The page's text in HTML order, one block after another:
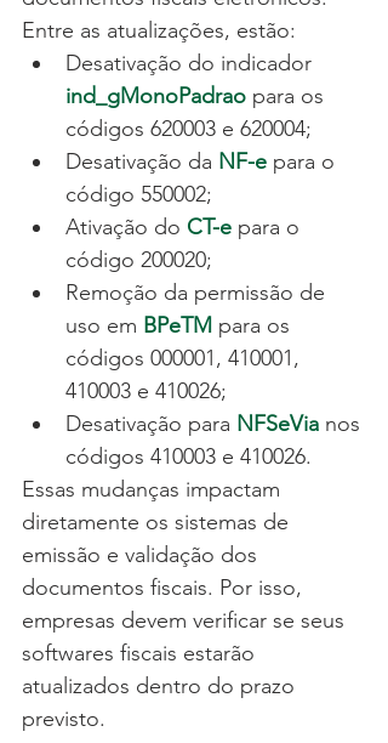
Entre as atualizações, estão:
Desativação do indicador
ind_gMonoPadrao para os
códigos 620003 e 620004;
Desativação da NF-e para o
código 550002;
Ativação do CT-e para o
código 200020;
Remoção da permissão de
uso em BPeTM para os
códigos 000001, 410001,
410003 e 410026;
Desativação para NFSeVia nos
códigos 410003 e 410026.
Essas mudanças impactam
diretamente os sistemas de
emissão e validação dos
documentos fiscais. Por isso,
empresas devem verificar se seus
softwares fiscais estarão
atualizados dentro do prazo
previsto.